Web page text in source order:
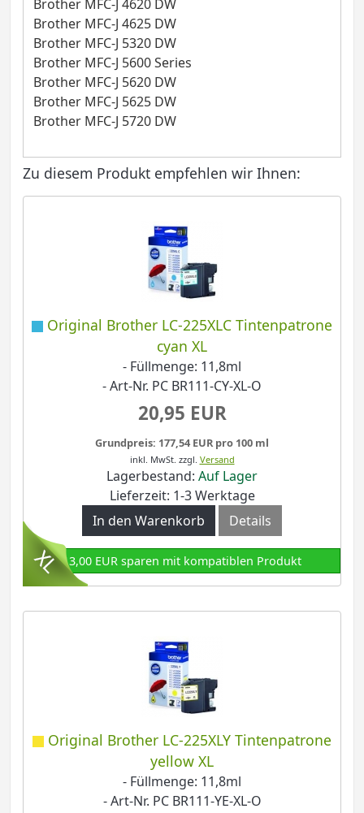
Brother MFC-J 4620 DW
Brother MFC-J 4625 DW
Brother MFC-J 5320 DW
Brother MFC-J 5600 Series
Brother MFC-J 5620 DW
Brother MFC-J 5625 DW
Brother MFC-J 5720 DW
Zu diesem Produkt empfehlen wir Ihnen:
Original Brother LC-225XLC Tintenpatrone
cyan XL
- Füllmenge: 11,8ml
- Art-Nr. PC BR111-CY-XL-O
20,95 EUR
Grundpreis: 177,54 EUR pro 100 ml
inkl. MwSt. zzgl. Versand
Lagerbestand: Auf Lager
Lieferzeit: 1-3 Werktage
In den Warenkorb
Details
13,00 EUR sparen mit kompatiblen Produkt
Original Brother LC-225XLY Tintenpatrone
yellow XL
- Füllmenge: 11,8ml
- Art-Nr. PC BR111-YE-XL-O